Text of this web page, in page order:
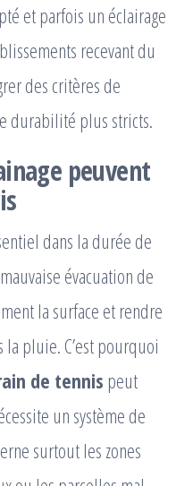
et parfois un éclairage
recevant du
des critères de
durabilité plus stricts.
peuvent
dans la durée de
évacuation de
la surface et rendre
pluie. C’est pourquoi
de tennis peut
un système de
surtout les zones